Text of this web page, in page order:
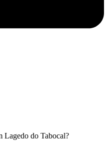
Lagedo do Tabocal?